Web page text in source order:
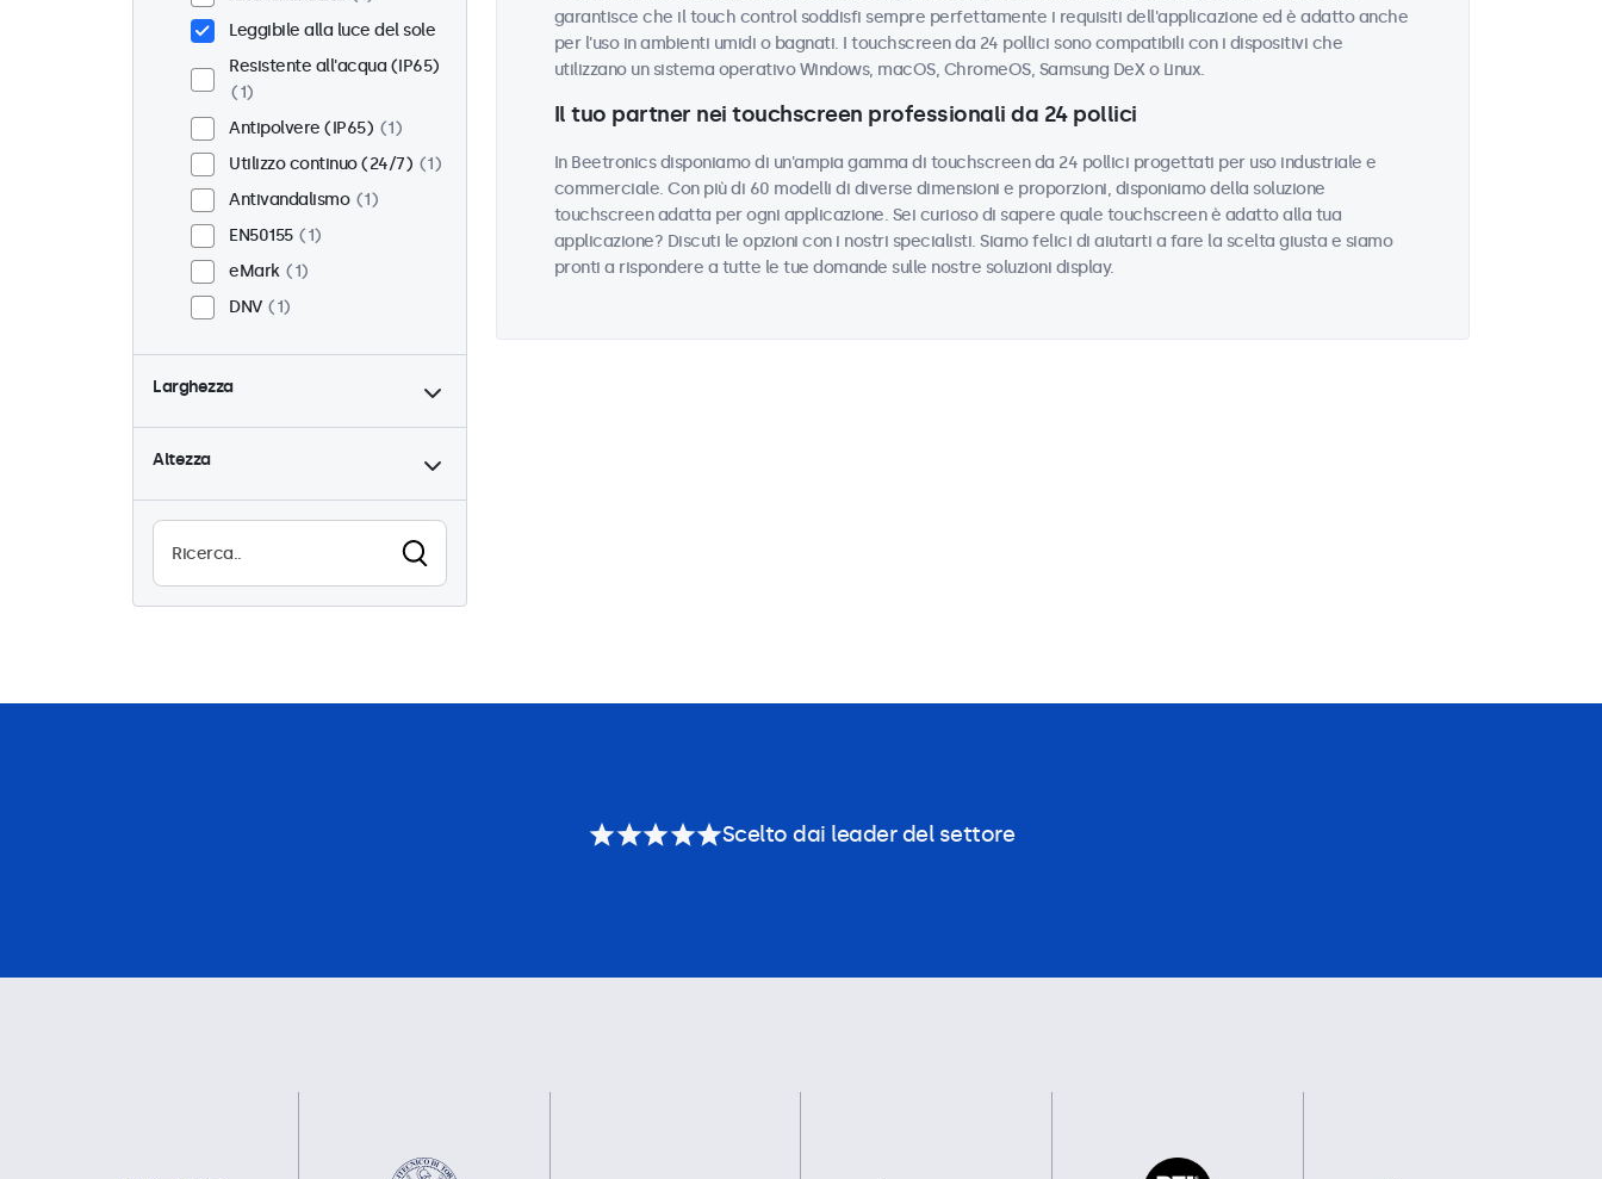
Leggibile alla luce del sole
Resistente all'acqua (IP65)
1
Antipolvere (IP65)
1
Utilizzo continuo (24/7)
1
Antivandalismo
1
EN50155
1
eMark
1
DNV
1
Larghezza
Altezza
garantisce che il touch control soddisfi sempre perfettamente i requisiti dell'applicazione ed è adatto anche
per l'uso in ambienti umidi o bagnati. I touchscreen da 24 pollici sono compatibili con i dispositivi che
utilizzano un sistema operativo Windows, macOS, ChromeOS, Samsung DeX o Linux.
Il tuo partner nei touchscreen professionali da 24 pollici
In Beetronics disponiamo di un'ampia gamma di touchscreen da 24 pollici progettati per uso industriale e
commerciale. Con più di 60 modelli di diverse dimensioni e proporzioni, disponiamo della soluzione
touchscreen adatta per ogni applicazione. Sei curioso di sapere quale touchscreen è adatto alla tua
applicazione? Discuti le opzioni con i nostri specialisti. Siamo felici di aiutarti a fare la scelta giusta e siamo
pronti a rispondere a tutte le tue domande sulle nostre soluzioni display.
Scelto dai leader del settore